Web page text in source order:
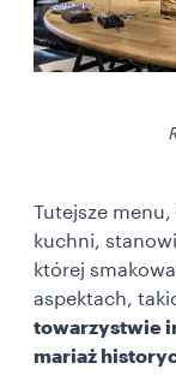
Tutejsze
kuchni,
której
aspektach,
towarzystwie
mariaż